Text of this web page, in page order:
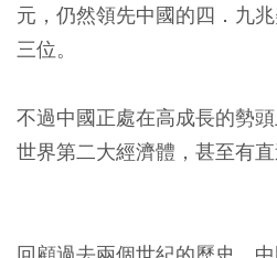
元，仍然領先中國的四．九
三位。
不過中國正處在高成長的勢
世界第二大經濟體，甚至有直